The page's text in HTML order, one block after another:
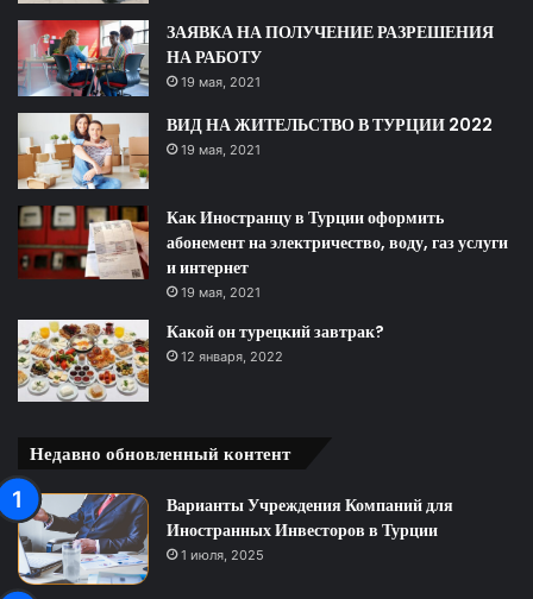
ЗАЯВКА НА ПОЛУЧЕНИЕ РАЗРЕШЕНИЯ
НА РАБОТУ
19 мая, 2021
ВИД НА ЖИТЕЛЬСТВО В ТУРЦИИ 2022
19 мая, 2021
Как Иностранцу в Турции оформить
абонемент на электричество, воду, газ услуги
и интернет
19 мая, 2021
Какой он турецкий завтрак?
12 января, 2022
Недавно обновленный контент
Варианты Учреждения Компаний для
Иностранных Инвесторов в Турции
1 июля, 2025